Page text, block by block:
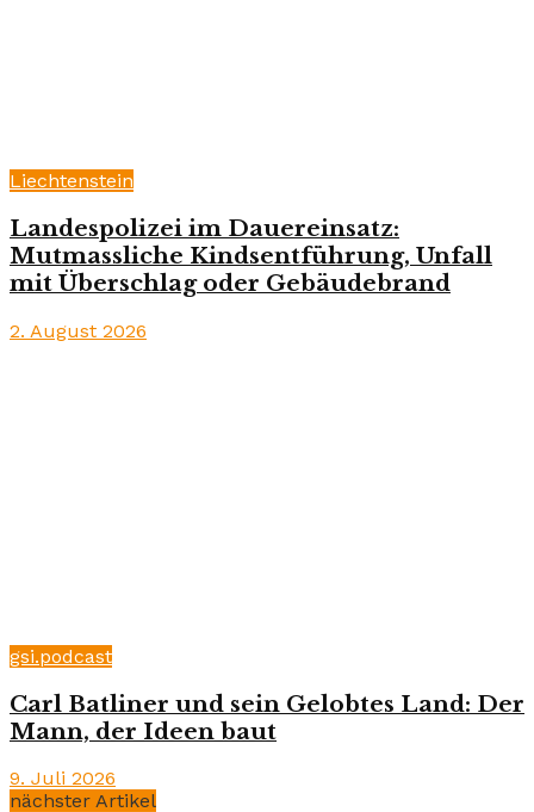
Liechtenstein
Landespolizei im Dauereinsatz:
Mutmassliche Kindsentführung, Unfall
mit Überschlag oder Gebäudebrand
2. August 2026
gsi.podcast
Carl Batliner und sein Gelobtes Land: Der
Mann, der Ideen baut
9. Juli 2026
nächster Artikel